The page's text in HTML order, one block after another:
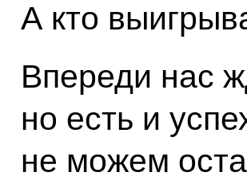
А кто
Впереди нас
но есть и
не можем